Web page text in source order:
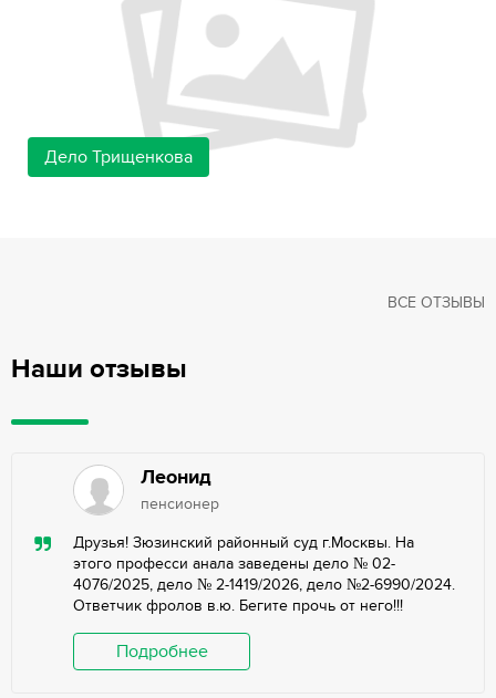
Дело Трищенкова
Наши отзывы
ВСЕ ОТЗЫВЫ
Леонид
пенсионер
Друзья! Зюзинский районный суд г.Москвы. На
этого професси анала заведены дело № 02-
4076/2025, дело № 2-1419/2026, дело №2-6990/2024.
Ответчик фролов в.ю. Бегите прочь от него!!!
Подробнее